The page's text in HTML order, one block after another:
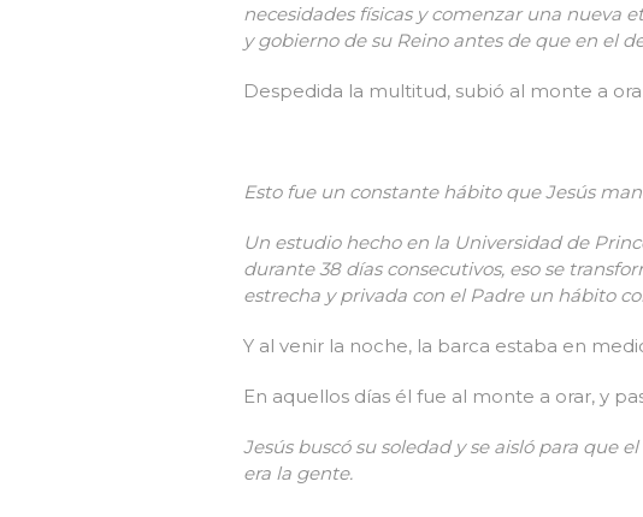
necesidades físicas y comenzar una nueva
y gobierno de su Reino antes de que en el
Despedida la multitud, subió al monte a
Esto fue un constante hábito que Jesús
Un estudio hecho en la Universidad de
durante 38 días consecutivos, eso se
estrecha y privada con el Padre un hábito
Y al venir la noche, la barca estaba en
En aquellos días él fue al monte a orar, y
Jesús buscó su soledad y se aisló para que
era la gente.